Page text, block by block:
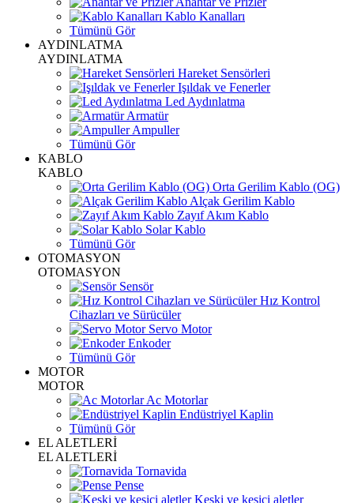
Kablo Kanalları
Tümünü Gör
AYDINLATMA
AYDINLATMA
Hareket Sensörleri
Işıldak ve Fenerler
Led Aydınlatma
Armatür
Ampuller
Tümünü Gör
KABLO
KABLO
Orta Gerilim Kablo (OG)
Alçak Gerilim Kablo
Zayıf Akım Kablo
Solar Kablo
Tümünü Gör
OTOMASYON
OTOMASYON
Sensör
Hız Kontrol
Cihazları ve Sürücüler
Servo Motor
Enkoder
Tümünü Gör
MOTOR
MOTOR
Ac Motorlar
Endüstriyel Kaplin
Tümünü Gör
EL ALETLERİ
EL ALETLERİ
Tornavida
Pense
Keski ve kesici aletler